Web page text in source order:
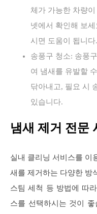
체가 가능한 차량
넷에서 확인해 보세
시면 도움이 됩니다.
송풍구 청소: 송풍
여 냄새를 유발할
닦아내고, 필요 시
있습니다.
냄새 제거 전문
실내 클리닝 서비스를 이
새를 제거하는 다양한 방
스팀 세척 등 방법에 따
스를 선택하시는 것이